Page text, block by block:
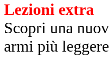
Lezioni extra
Scopri una
armi più